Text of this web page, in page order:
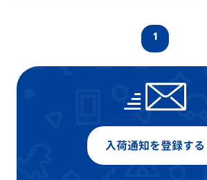
1
入荷通知を登録する